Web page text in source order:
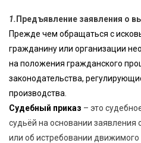
1. Предъявление заявления о
Прежде чем обращаться с
гражданину или организации
на положения гражданского
законодательства,
производства.
Судебный приказ – это
судьёй на основании
или об истребовании